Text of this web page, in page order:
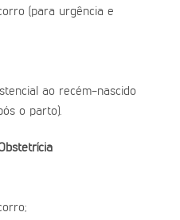
(para urgência e
ao recém-nascido
o parto).